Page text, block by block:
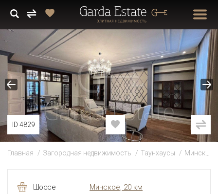
ID 4829
Главная Загородная недвижимость Таунхаусы Минское
Шоссе
Минское, 20 км